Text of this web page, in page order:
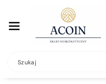
Szukaj